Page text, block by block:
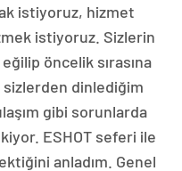
istiyoruz, hizmet
istiyoruz. Sizlerin
öncelik sırasına
dinlediğim
gibi sorunlarda
ESHOT seferi ile
anladım. Genel